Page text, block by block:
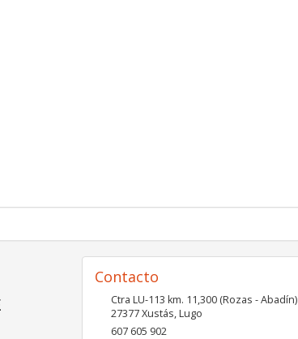
Contacto
Ctra LU-113 km. 11,300 (Rozas - Abadín)
27377Xustás,Lugo
607 605 902